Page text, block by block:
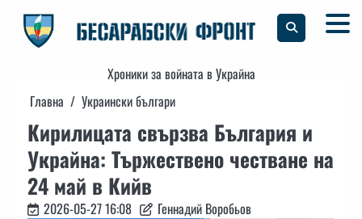
content
Хроники за войната в Украйна
Главна
Украински българи
Кирилицата свързва България и
Украйна: Тържествено честване на
24 май в Кийв
2026-05-27 16:08 Геннадий Воробьов